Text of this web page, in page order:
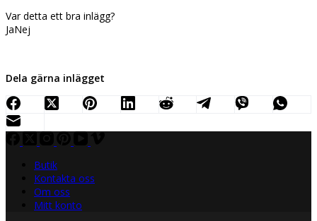
Var detta ett bra inlägg?
JaNej
Dela gärna inlägget
Butik
Kontakta oss
Om oss
Mitt konto